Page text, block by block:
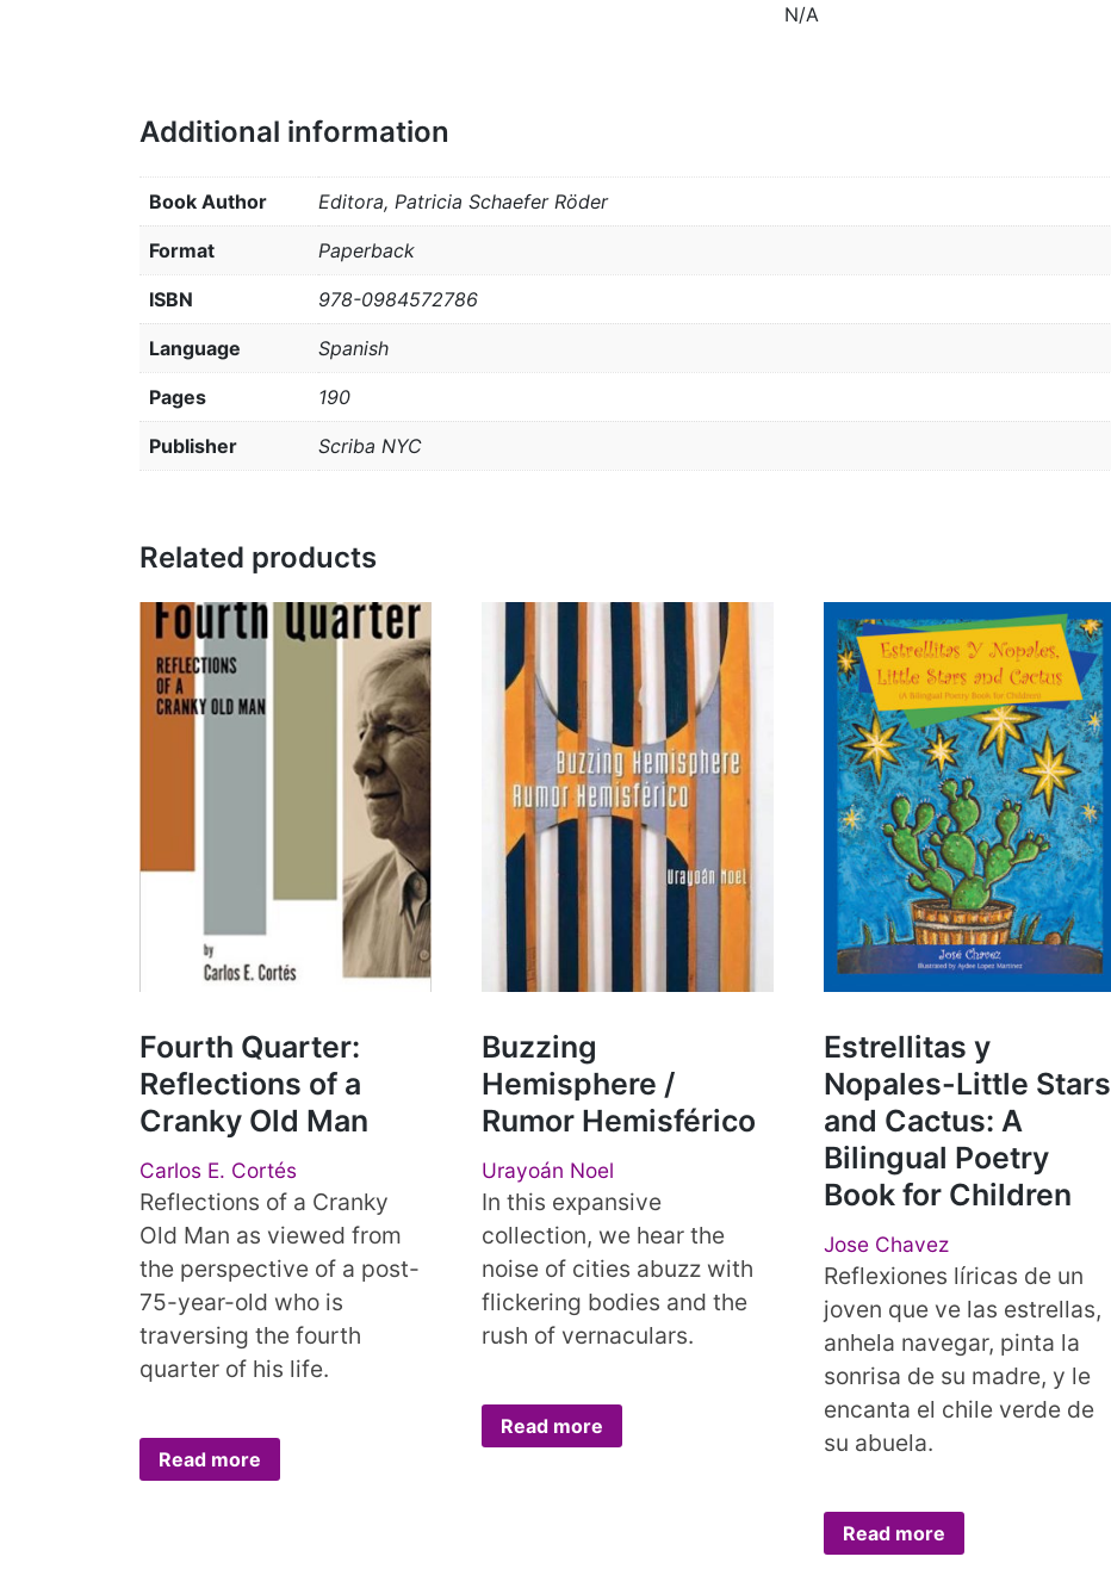
N/A
Additional information
Book Author Editora, Patricia Schaefer Röder
Format Paperback
ISBN 978-0984572786
Language Spanish
Pages 190
Publisher Scriba NYC
Related products
Fourth Quarter:
Reflections of a
Cranky Old Man
Carlos E. Cortés
Reflections of a Cranky
Old Man as viewed from
the perspective of a post-
75-year-old who is
traversing the fourth
quarter of his life.
Read more
Buzzing
Hemisphere /
Rumor Hemisférico
Urayoán Noel
In this expansive
collection, we hear the
noise of cities abuzz with
flickering bodies and the
rush of vernaculars.
Read more
Estrellitas y
Nopales-Little Stars
and Cactus: A
Bilingual Poetry
Book for Children
Jose Chavez
Reflexiones líricas de un
joven que ve las estrellas,
anhela navegar, pinta la
sonrisa de su madre, y le
encanta el chile verde de
su abuela.
Read more